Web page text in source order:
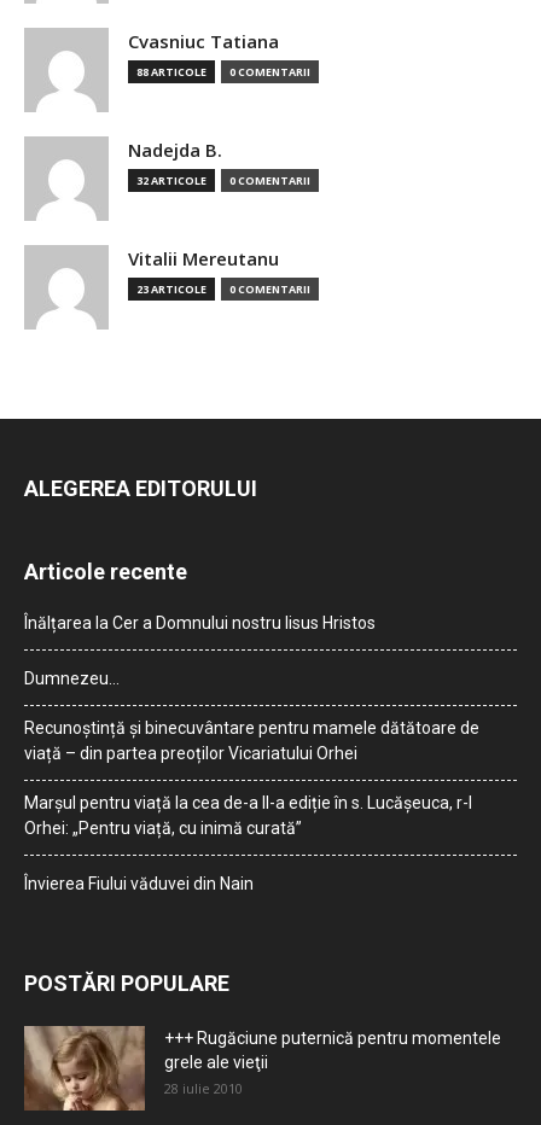
Cvasniuc Tatiana
88 ARTICOLE 0 COMENTARII
Nadejda B.
32 ARTICOLE 0 COMENTARII
Vitalii Mereutanu
23 ARTICOLE 0 COMENTARII
ALEGEREA EDITORULUI
Articole recente
Înălțarea la Cer a Domnului nostru Iisus Hristos
Dumnezeu…
Recunoștință și binecuvântare pentru mamele dătătoare de
viață – din partea preoților Vicariatului Orhei
Marșul pentru viață la cea de-a II-a ediție în s. Lucășeuca, r-l
Orhei: „Pentru viață, cu inimă curată”
Învierea Fiului văduvei din Nain
POSTĂRI POPULARE
+++ Rugăciune puternică pentru momentele
grele ale vieţii
28 iulie 2010